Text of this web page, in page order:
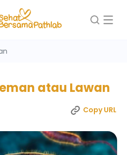
atau Lawan
Copy URL